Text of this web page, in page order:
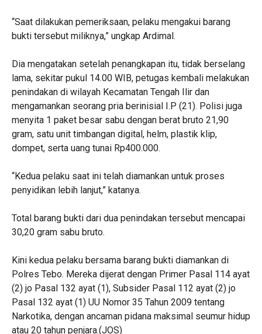
“Saat dilakukan pemeriksaan, pelaku mengakui barang
bukti tersebut miliknya,” ungkap Ardimal.
Dia mengatakan setelah penangkapan itu, tidak berselang
lama, sekitar pukul 14.00 WIB, petugas kembali melakukan
penindakan di wilayah Kecamatan Tengah Ilir dan
mengamankan seorang pria berinisial I.P (21). Polisi juga
menyita 1 paket besar sabu dengan berat bruto 21,90
gram, satu unit timbangan digital, helm, plastik klip,
dompet, serta uang tunai Rp400.000.
“Kedua pelaku saat ini telah diamankan untuk proses
penyidikan lebih lanjut,” katanya.
Total barang bukti dari dua penindakan tersebut mencapai
30,20 gram sabu bruto.
Kini kedua pelaku bersama barang bukti diamankan di
Polres Tebo. Mereka dijerat dengan Primer Pasal 114 ayat
(2) jo Pasal 132 ayat (1), Subsider Pasal 112 ayat (2) jo
Pasal 132 ayat (1) UU Nomor 35 Tahun 2009 tentang
Narkotika, dengan ancaman pidana maksimal seumur hidup
atau 20 tahun penjara.(JOS)